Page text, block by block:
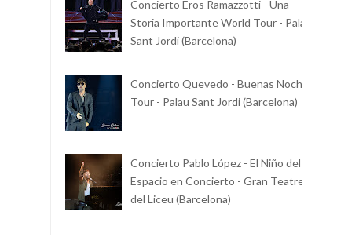
Concierto Eros Ramazzotti - Una
Storia Importante World Tour - Palau
Sant Jordi (Barcelona)
Concierto Quevedo - Buenas Noches
Tour - Palau Sant Jordi (Barcelona)
Concierto Pablo López - El Niño del
Espacio en Concierto - Gran Teatre
del Liceu (Barcelona)